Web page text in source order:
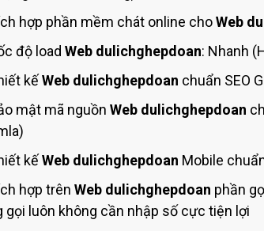
hợp phần mềm chát online choWeb
độ load Web dulichghepdoan: Nhanh
kếWeb dulichghepdoan chuẩn SEO
mật mã nguồn Web dulichghepdoan
kếWeb dulichghepdoan Mobile
hợp trên Web dulichghepdoan phần
gọi luôn không cần nhập số cực tiện lợi